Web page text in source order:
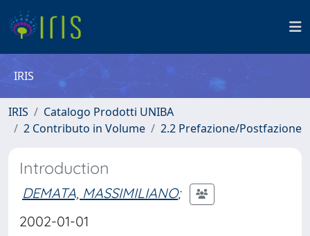
IRIS
IRIS
Catalogo Prodotti UNIBA
2 Contributo in Volume
2.2 Prefazione/Postfazione
Introduction
DEMATA, MASSIMILIANO;
2002-01-01